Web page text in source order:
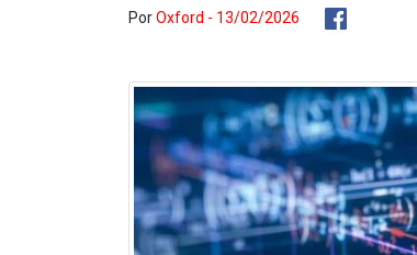
PorOxford - 13/02/2026